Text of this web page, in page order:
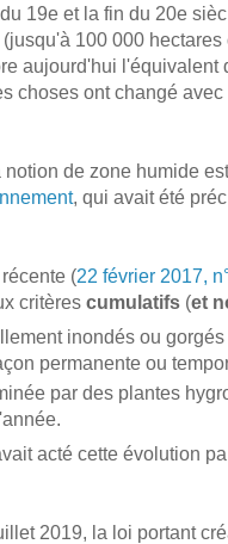
19e et la fin du 20e
100 000
aujourd'hui l'équivalent
choses ont changé
notion de zone humide
, qui avait été
(22 février 2017,
critères cumulatifs (et
inondés ou
permanente ou
par des plantes
acté cette évolution
2019, la loi portant